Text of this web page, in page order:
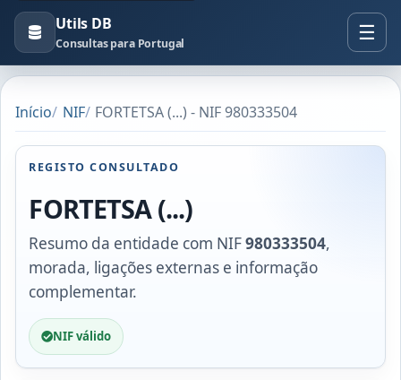
Utils DB
Consultas para Portugal
Início NIF FORTETSA (...) - NIF 980333504
REGISTO CONSULTADO
FORTETSA (...)
Resumo da entidade com NIF980333504,
morada, ligações externas e informação
complementar.
NIF válido